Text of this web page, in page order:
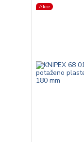
Akce